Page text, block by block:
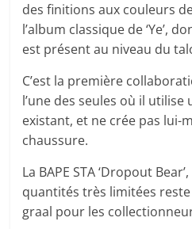
des finitions aux couleurs
l’album classique de ‘Ye’,
est présent au niveau du
C’est la première
l’une des seules où il utilise
existant, et ne crée pas lui-
chaussure.
La BAPE STA ‘Dropout
quantités très limitées reste
graal pour les